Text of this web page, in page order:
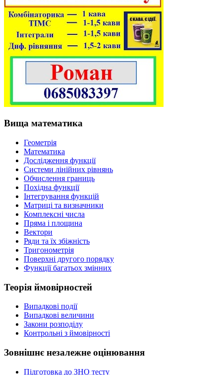
Вища математика
Геометрія
Математика
Дослідження функції
Системи лінійних рівнянь
Обчислення границь
Похідна функції
Інтегрування функцій
Матриці та визначники
Комплексні числа
Пряма і площина
Вектори
Ряди та їх збіжність
Тригонометрія
Поверхні другого порядку
Функції багатьох змінних
Теорія ймовірностей
Випадкові події
Випадкові величини
Закони розподілу
Контрольні з ймовірності
Зовнішнє незалежне оцінювання
Підготовка до ЗНО тесту